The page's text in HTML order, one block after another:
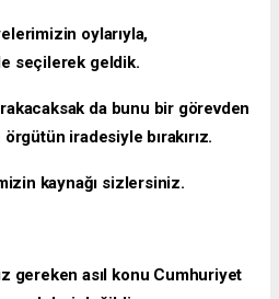
oylarıyla,
seçilerek geldik.
da bunu bir görevden
iradesiyle bırakırız.
kaynağı sizlersiniz.
gereken asıl konu Cumhuriyet